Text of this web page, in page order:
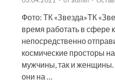
Фото: ТК «Звезда»ТК
время работать в сфере
непосредственно
космические просторы
мужчины, так и женщины.
они на …